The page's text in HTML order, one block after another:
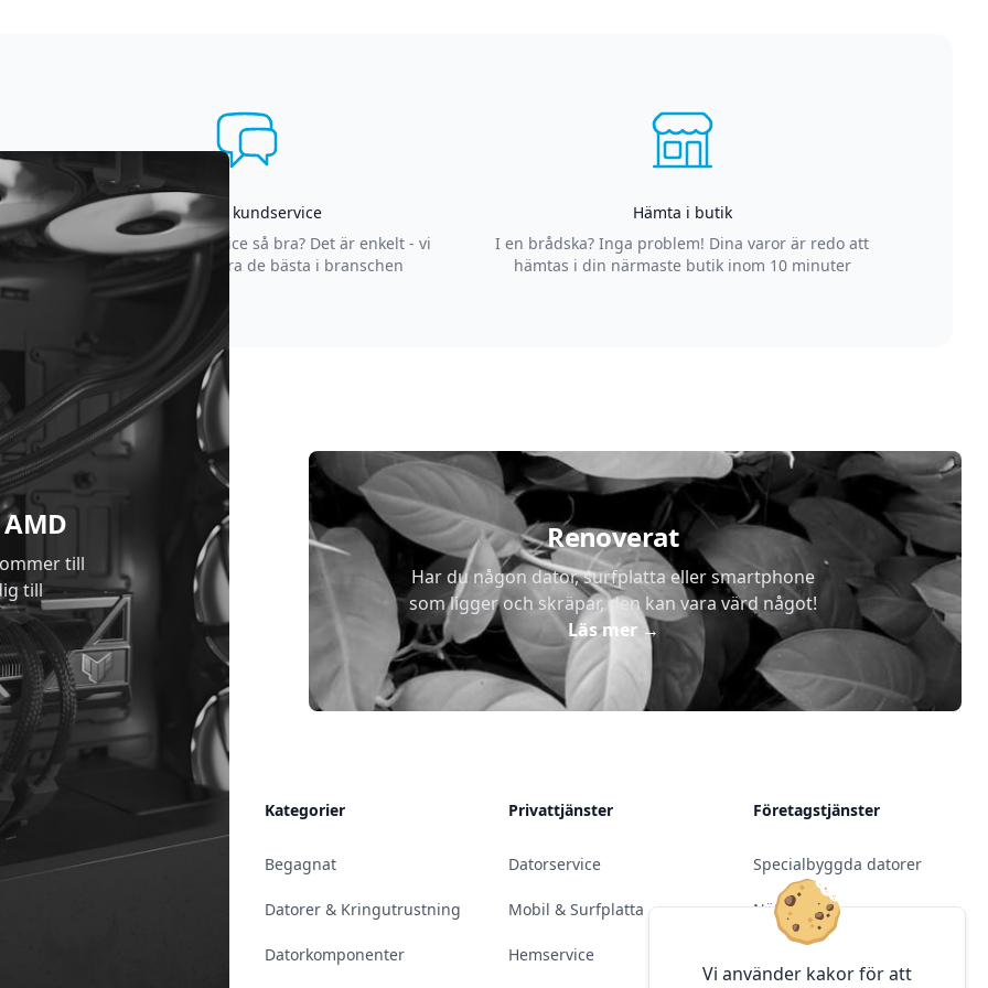
Asgrym kundservice
Varför är vår kundservice så bra? Det är enkelt - vi
strävar efter att vara de bästa i branschen
Hämta i butik
I en brådska? Inga problem! Dina varor är redo att
hämtas i din närmaste butik inom 10 minuter
Vi använder kakor för att
till
till
Renoverat
Har du någon dator, surfplatta eller smartphone
som ligger och skräpar, den kan vara värd något!
Läs mer→
Kontakt & Öppettider
Kategorier
Begagnat
Datorer & Kringutrustning
Datorkomponenter
Privattjänster
Datorservice
Mobil & Surfplatta
Hemservice
Företagstjänster
Specialbyggda datorer
Nätverk
Programvara